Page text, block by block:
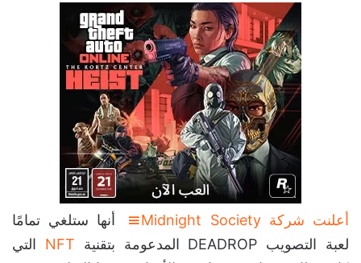
أعلنت شركة Midnight Society
أنها ستلغي تمامًا
لعبة التصويب DEADROP المدعومة بتقنية
NFT التي